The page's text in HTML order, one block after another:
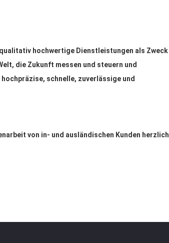
hochwertige Dienstleistungen als Zweck
die Zukunft messen und steuern und
schnelle, zuverlässige und
von in- und ausländischen Kunden herzlich